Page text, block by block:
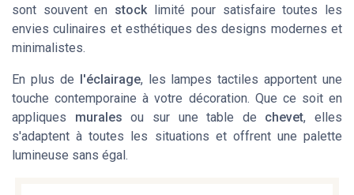
sont souvent en stocklimité pour satisfaire toutes les
envies culinaires et esthétiques des designs modernes et
minimalistes.
En plus de l'éclairage, les lampes tactiles apportent une
touche contemporaine à votre décoration. Que ce soit en
appliques murales ou sur une table de chevet, elles
s'adaptent à toutes les situations et offrent une palette
lumineuse sans égal.